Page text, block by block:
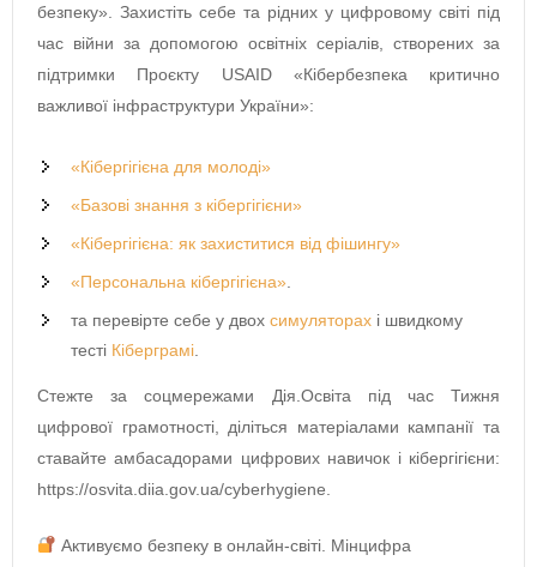
безпеку». Захистіть себе та рідних у цифровому світі під
час війни за допомогою освітніх серіалів, створених за
підтримки Проєкту USAID «Кібербезпека критично
важливої інфраструктури України»:
«Кібергігієна для молоді»
«Базові знання з кібергігієни»
«Кібергігієна: як захиститися від фішингу»
«Персональна кібергігієна»
та перевірте себе у двох симуляторах і швидкому
тесті Кіберграмі
Стежте за соцмережами Дія.Освіта під час Тижня
цифрової грамотності, діліться матеріалами кампанії та
ставайте амбасадорами цифрових навичок і кібергігієни:
https://osvita.diia.gov.ua/cyberhygiene.
Активуємо безпеку в онлайн-світі. Мінцифра